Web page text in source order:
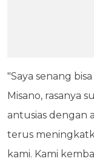
"Saya senang
Misano, rasanya
antusias dengan
terus
kami. Kami